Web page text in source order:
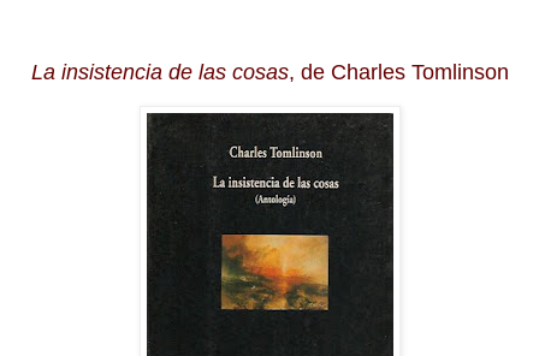
La insistencia de las cosas, de Charles Tomlinson